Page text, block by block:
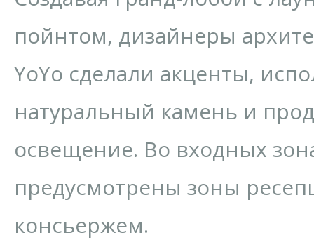
пойнтом, дизайнеры
YoYo сделали акценты,
натуральный камень и
освещение. Во входных
предусмотрены зоны
консьержем.